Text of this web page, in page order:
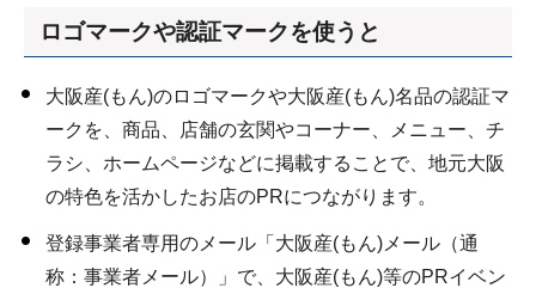
ロゴマークや認証マークを使うと
大阪産(もん)のロゴマークや大阪産(もん)名品の認証マ
ークを、商品、店舗の玄関やコーナー、メニュー、チ
ラシ、ホームページなどに掲載することで、地元大阪
の特色を活かしたお店のPRにつながります。
登録事業者専用のメール「大阪産(もん)メール（通
称：事業者メール）」で、大阪産(もん)等のPRイベン